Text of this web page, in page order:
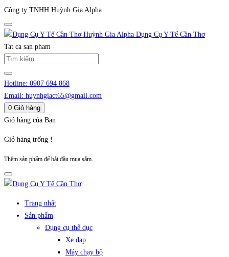
Công ty TNHH Huỳnh Gia Alpha
Huỳnh Gia Alpha Dụng Cụ Y Tế Cần Thơ
Tat ca san pham
Hotline: 0907 694 868
Email: huynhgiact65@gmail.com
0 Giỏ hàng
Giỏ hàng của Bạn
Giỏ hàng trống !
Thêm sản phẩm để bắt đầu mua sắm.
Trang nhất
Sản phẩm
Dụng cụ thể dục
Xe đạp
Máy chạy bộ